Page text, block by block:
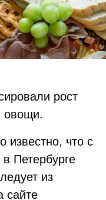
рост
овощи.
известно, что с
Петербурге
из
сайте